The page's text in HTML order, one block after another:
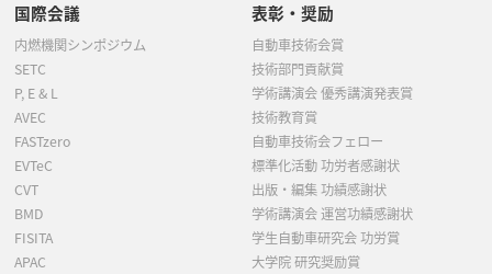
国際会議
内燃機関シンポジウム
SETC
P, E & L
AVEC
FASTzero
EVTeC
CVT
BMD
FISITA
APAC
表彰・奨励
自動車技術会賞
技術部門貢献賞
学術講演会 優秀講演発表賞
技術教育賞
自動車技術会フェロー
標準化活動 功労者感謝状
出版・編集 功績感謝状
学術講演会 運営功績感謝状
学生自動車研究会 功労賞
大学院 研究奨励賞